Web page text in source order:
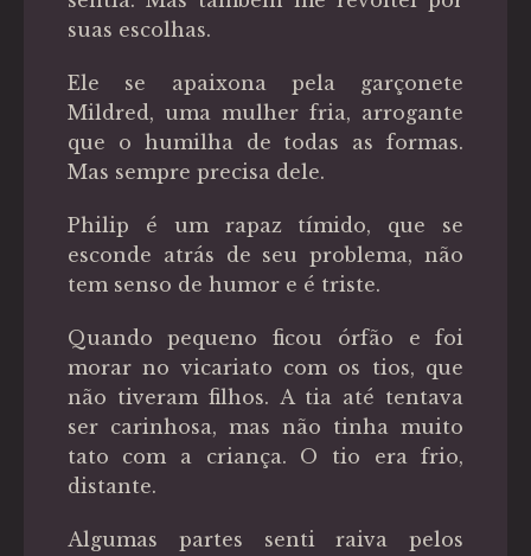
suas escolhas.
Ele se apaixona pela garçonete
Mildred, uma mulher fria, arrogante
que o humilha de todas as formas.
Mas sempre precisa dele.
Philip é um rapaz tímido, que se
esconde atrás de seu problema, não
tem senso de humor e é triste.
Quando pequeno ficou órfão e foi
morar no vicariato com os tios, que
não tiveram filhos. A tia até tentava
ser carinhosa, mas não tinha muito
tato com a criança. O tio era frio,
distante.
Algumas partes senti raiva pelos